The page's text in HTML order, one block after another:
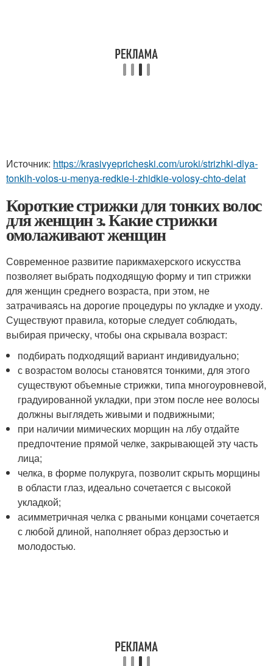
Источник: https://krasivyepricheski.com/uroki/strizhki-dlya-
tonkih-volos-u-menya-redkie-i-zhidkie-volosy-chto-delat
Короткие стрижки для тонких волос
для женщин з. Какие стрижки
омолаживают женщин
Современное развитие парикмахерского искусства
позволяет выбрать подходящую форму и тип стрижки
для женщин среднего возраста, при этом, не
затрачиваясь на дорогие процедуры по укладке и уходу.
Существуют правила, которые следует соблюдать,
выбирая прическу, чтобы она скрывала возраст:
подбирать подходящий вариант индивидуально;
с возрастом волосы становятся тонкими, для этого
существуют объемные стрижки, типа многоуровневой,
градуированной укладки, при этом после нее волосы
должны выглядеть живыми и подвижными;
при наличии мимических морщин на лбу отдайте
предпочтение прямой челке, закрывающей эту часть
лица;
челка, в форме полукруга, позволит скрыть морщины
в области глаз, идеально сочетается с высокой
укладкой;
асимметричная челка с рваными концами сочетается
с любой длиной, наполняет образ дерзостью и
молодостью.